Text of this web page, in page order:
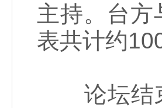
主持。台
表共计约
论坛结束